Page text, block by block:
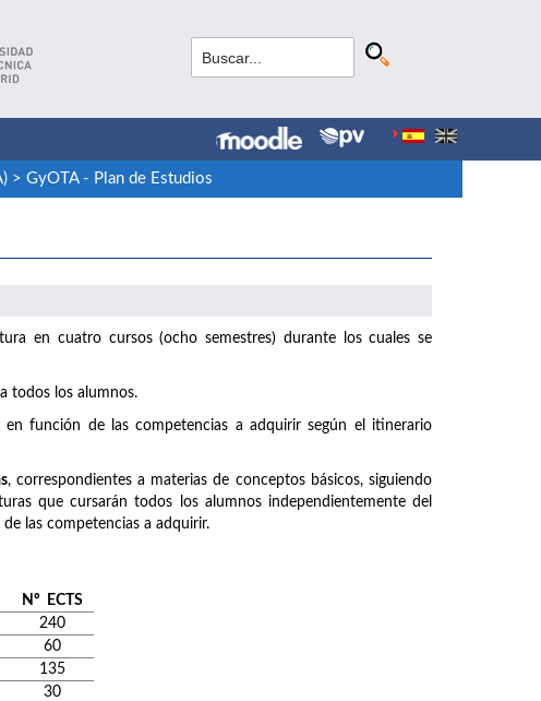
> GyOTA - Plan de Estudios
en cuatro cursos (ocho semestres) durante los cuales se
todos los alumnos.
en función de las competencias a adquirir según el itinerario
, correspondientes a materias de conceptos básicos, siguiendo
que cursarán todos los alumnos independientemente del
las competencias a adquirir.
Nº ECTS
240
60
135
30